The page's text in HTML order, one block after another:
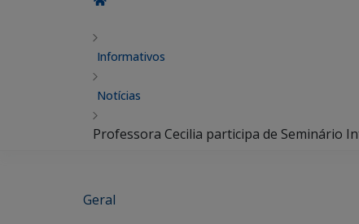
Informativos
Notícias
Professora Cecilia participa de Seminário
Geral